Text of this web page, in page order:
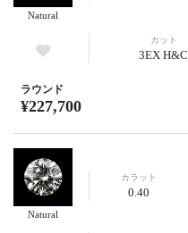
Natural
カット
3EX H&C
ラウンド
¥227,700
Natural
カラット
0.40